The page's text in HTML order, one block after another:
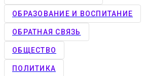
ОБРАЗОВАНИЕ И ВОСПИТАНИЕ
ОБРАТНАЯ СВЯЗЬ
ОБЩЕСТВО
ПОЛИТИКА